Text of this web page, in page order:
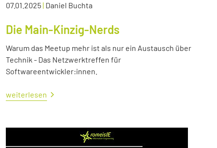
07.01.2025| Daniel Buchta
Die Main-Kinzig-Nerds
Warum das Meetup mehr ist als nur ein Austausch über
Technik - Das Netzwerktreffen für
Softwareentwickler:innen.
weiterlesen